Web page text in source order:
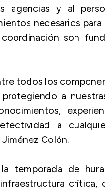
agencias y al
necesarios
son
todos los
a
a
Colón.
temporada de
crítica,